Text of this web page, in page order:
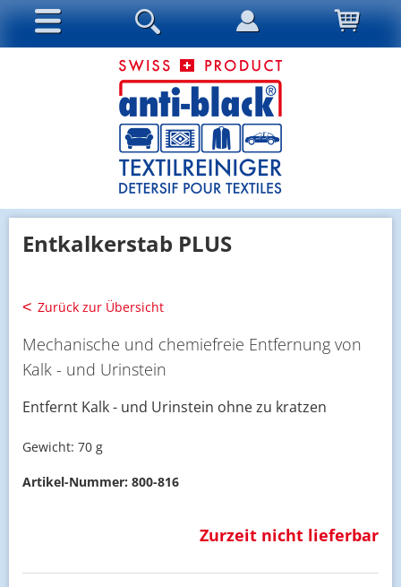
Entkalkerstab PLUS
Zurück zur Übersicht
Mechanische und chemiefreie Entfernung von
Kalk - und Urinstein
Entfernt Kalk - und Urinstein ohne zu kratzen
Gewicht: 70 g
Artikel-Nummer: 800-816
Zurzeit nicht lieferbar